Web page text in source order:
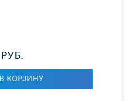
РУБ.
В КОР­ЗИ­НУ